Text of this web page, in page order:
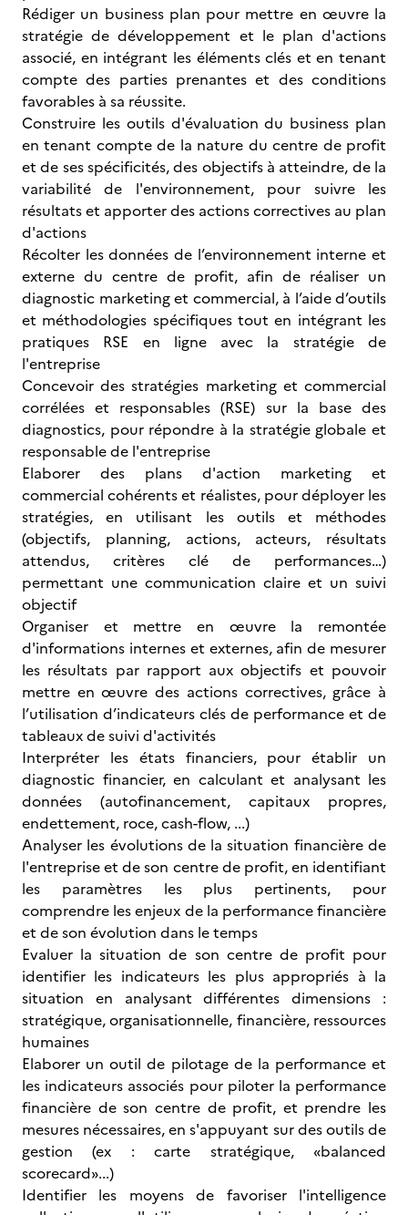
Rédiger un business plan pour mettre en œuvre la
stratégie de développement et le plan d'actions
associé, en intégrant les éléments clés et en tenant
compte des parties prenantes et des conditions
favorables à sa réussite.
Construire les outils d'évaluation du business plan
en tenant compte de la nature du centre de profit
et de ses spécificités, des objectifs à atteindre, de la
variabilité de l'environnement, pour suivre les
résultats et apporter des actions correctives au plan
d'actions
Récolter les données de l’environnement interne et
externe du centre de profit, afin de réaliser un
diagnostic marketing et commercial, à l’aide d’outils
et méthodologies spécifiques tout en intégrant les
pratiques RSE en ligne avec la stratégie de
l'entreprise
Concevoir des stratégies marketing et commercial
corrélées et responsables (RSE) sur la base des
diagnostics, pour répondre à la stratégie globale et
responsable de l'entreprise
Elaborer des plans d'action marketing et
commercial cohérents et réalistes, pour déployer les
stratégies, en utilisant les outils et méthodes
(objectifs, planning, actions, acteurs, résultats
attendus, critères clé de performances…)
permettant une communication claire et un suivi
objectif
Organiser et mettre en œuvre la remontée
d'informations internes et externes, afin de mesurer
les résultats par rapport aux objectifs et pouvoir
mettre en œuvre des actions correctives, grâce à
l’utilisation d’indicateurs clés de performance et de
tableaux de suivi d'activités
Interpréter les états financiers, pour établir un
diagnostic financier, en calculant et analysant les
données (autofinancement, capitaux propres,
endettement, roce, cash-flow, ...)
Analyser les évolutions de la situation financière de
l'entreprise et de son centre de profit, en identifiant
les paramètres les plus pertinents, pour
comprendre les enjeux de la performance financière
et de son évolution dans le temps
Evaluer la situation de son centre de profit pour
identifier les indicateurs les plus appropriés à la
situation en analysant différentes dimensions :
stratégique, organisationnelle, financière, ressources
humaines
Elaborer un outil de pilotage de la performance et
les indicateurs associés pour piloter la performance
financière de son centre de profit, et prendre les
mesures nécessaires, en s'appuyant sur des outils de
gestion (ex : carte stratégique, «balanced
scorecard»...)
Identifier les moyens de favoriser l'intelligence